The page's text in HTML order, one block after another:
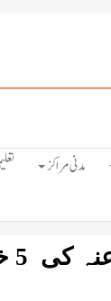
مدنی مراکز